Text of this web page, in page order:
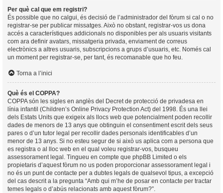
Per què cal que em registri?
És possible que no calgui, és decisió de l’administrador del fòrum si cal o no
registrar-se per publicar missatges. Això no obstant, registrar-vos us dona
accés a característiques addicionals no disponibles per als usuaris visitants
com ara definir avatars, missatgeria privada, enviament de correus
electrònics a altres usuaris, subscripcions a grups d’usuaris, etc. Només cal
un moment per registrar-se, per tant, és recomanable que ho feu.
Torna a l’inici
Què és el COPPA?
COPPA són les sigles en anglès del Decret de protecció de privadesa en
línia infantil (Children’s Online Privacy Protection Act) del 1998. És una llei
dels Estats Units que exigeix als llocs web que potencialment poden recollir
dades de menors de 13 anys que obtinguin el consentiment escrit dels seus
pares o d’un tutor legal per recollir dades personals identificables d’un
menor de 13 anys. Si no esteu segur de si això us aplica com a persona que
es registra o al lloc web en el qual voleu registrar-vos, busqueu
assessorament legal. Tingueu en compte que phpBB Limited o els
propietaris d’aquest fòrum no us poden proporcionar assessorament legal i
no és un punt de contacte per a dubtes legals de qualsevol tipus, a excepció
del cas descrit a la pregunta “Amb qui m’he de posar en contacte per tractar
temes legals o d’abús relacionats amb aquest fòrum?”.